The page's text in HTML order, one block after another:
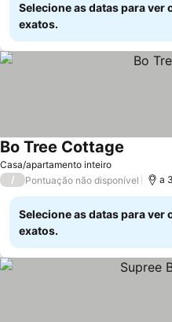
Selecione as datas para ver
exatos.
Casa/apartamento inteiro
Bo Tree Cottage
/ Pontuação não disponível a
Selecione as datas para ver
exatos.